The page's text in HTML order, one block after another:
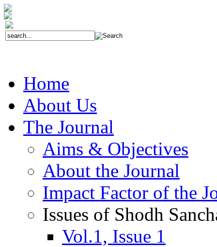
Home
About Us
The Journal
Aims & Objectives
About the Journal
Impact Factor of the
Issues of Shodh
Vol.1, Issue 1